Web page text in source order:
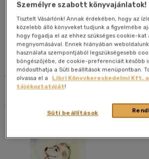
BURGUMBURGI VIDÁM
sorozat
Összes szűrő törlése
Magyar
Ár szerint
500 Ft - 2500 Ft(1)
Korosztály szerint
Vélemény szerint
Szűrés
Eladott darabszám szerint csökkenő
Eladott darabszám szerint növekvő
Cím szerint A-Z
Szerző szerint A-Z
Megjelenítés
40 db / oldal
Összesen1db
Személyre szabott könyvajánlatok!
Tisztelt Vásárlónk! Annak érdekében, hogy az
közelebb álló könyveket tudjunk a figyelmébe
hogy fogadja el az ehhez szükséges cookie-kat
megnyomásával. Ennek hiányában
használata szempontjából legszükségesebb
böngészőjébe, de cookie-preferenciáit később
módosíthatja a Süti beállítások menüpontban.
olvassa el a
Libri Könyvkereskedelmi Kft.
tájékoztatóját!
Süti beállítások